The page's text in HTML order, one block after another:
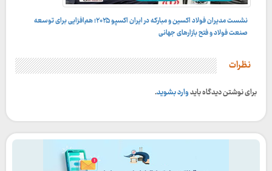
ایران اکسپو۲۰۲۵
نشست مدیران فولاد اکسین و مبارکه در ایران اکسپو ۲۰۲۵؛ هم‌افزایی برای توسعه
صنعت فولاد و فتح بازارهای جهانی
نظرات
برای نوشتن دیدگاه بایدوارد بشوید.